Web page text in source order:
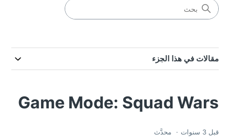
مقالات في هذا الجزء
Game Mode: Squad Wars
قبل 3 سنوات محدَّث